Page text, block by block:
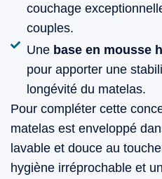
couchage
couples.
Unebase en mousse
pour apporter une
longévité du matelas.
Pour compléter cette
matelas est enveloppé
lavable et douce au
hygiène irréprochable et